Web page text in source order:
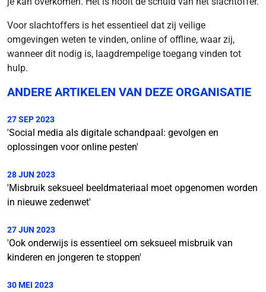
Voor slachtoffers is het essentieel dat zij veilige
omgevingen weten te vinden, online of offline, waar zij,
wanneer dit nodig is, laagdrempelige toegang vinden tot
hulp.
ANDERE ARTIKELEN VAN DEZE ORGANISATIE
27 SEP 2023
'Social media als digitale schandpaal: gevolgen en
oplossingen voor online pesten'
28 JUN 2023
'Misbruik seksueel beeldmateriaal moet opgenomen worden
in nieuwe zedenwet'
27 JUN 2023
'Ook onderwijs is essentieel om seksueel misbruik van
kinderen en jongeren te stoppen'
30 MEI 2023